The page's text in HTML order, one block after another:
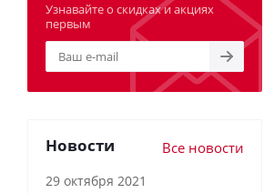
Узнавайте о скидках и акциях
первым
Новости Все новости
29 октября 2021